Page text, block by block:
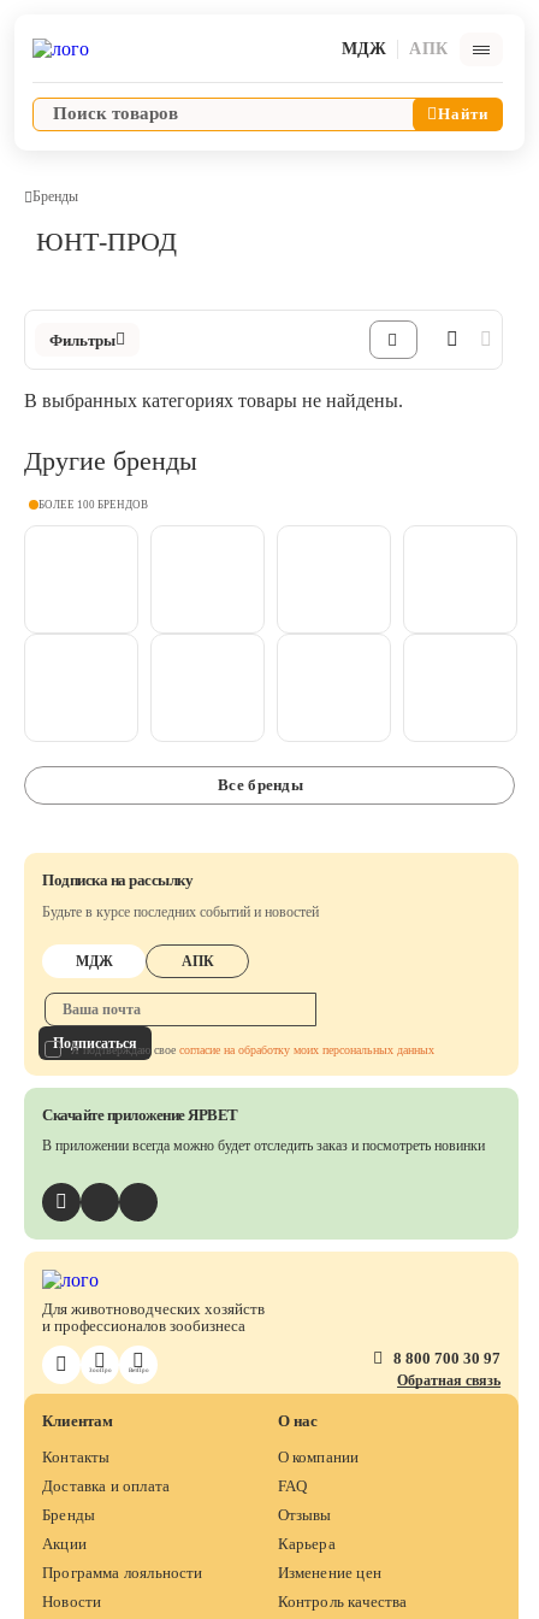
МДЖ АПК
Найти
Ветпрепараты
Оборудование и оснащение ветеринарной клиники
Корма и лакомства
Косметика и гигиена
Расходные материалы
Бренды
ЮНТ-ПРОД
Фильтры
В выбранных категориях товары не найдены.
Другие бренды
БОЛЕЕ 100 БРЕНДОВ
Все бренды
ЗооПро ВетПро
Для животноводческих хозяйств
и профессионалов зообизнеса
8 800 700 30 97
Обратная связь
Клиентам
Контакты
Доставка и оплата
Бренды
Акции
Программа лояльности
Новости
О нас
О компании
FAQ
Отзывы
Карьера
Изменение цен
Контроль качества
Подписка на рассылку
Будьте в курсе последних событий и новостей
МДЖ АПК
Подписаться
Я подтверждаю свое согласие на обработку моих персональных данных
Скачайте приложение ЯРВЕТ
В приложении всегда можно будет отследить заказ и посмотреть новинки